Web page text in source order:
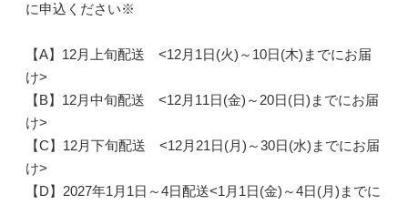
に申込ください※
【A】12月上旬配送 <12月1日(火)～10日(木)までにお届
け>
【B】12月中旬配送 <12月11日(金)～20日(日)までにお届
け>
【C】12月下旬配送 <12月21日(月)～30日(水)までにお届
け>
【D】2027年1月1日～4日配送<1月1日(金)～4日(月)までに